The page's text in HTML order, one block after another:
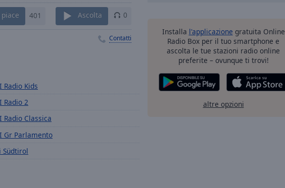
401 Ascolta 0
Contatti
Radio Kids
Radio 2
Radio Classica
Gr Parlamento
Südtirol
Installa l'applicazione gratuita Online
Radio Box per il tuo smartphone e
ascolta le tue stazioni radio online
preferite – ovunque ti trovi!
altre opzioni